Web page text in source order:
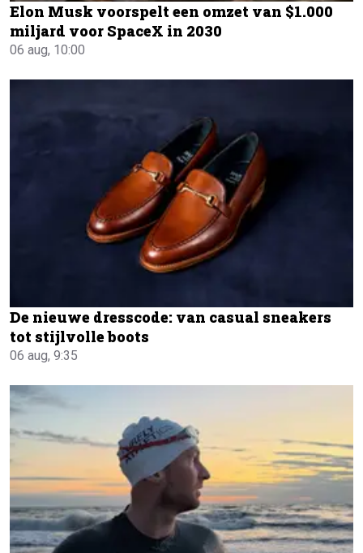
Elon Musk voorspelt een omzet van $1.000
miljard voor SpaceX in 2030
06 aug, 10:00
De nieuwe dresscode: van casual sneakers
tot stijlvolle boots
06 aug, 9:35